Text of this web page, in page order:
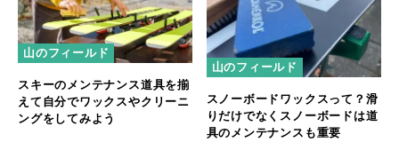
山のフィールド
スキーのメンテナンス道具を揃
えて自分でワックスやクリーニ
ングをしてみよう
山のフィールド
スノーボードワックスって？滑
りだけでなくスノーボードは道
具のメンテナンスも重要